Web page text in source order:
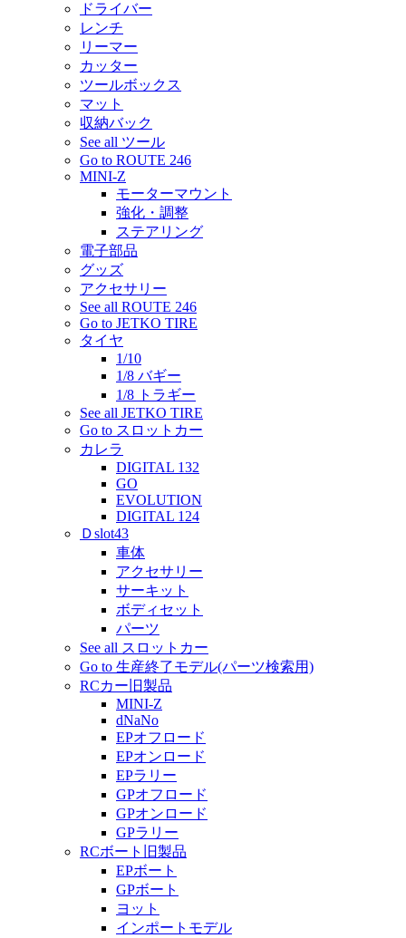
ドライバー
レンチ
リーマー
カッター
ツールボックス
マット
収納バック
See all ツール
Go to ROUTE 246
MINI-Z
モーターマウント
強化・調整
ステアリング
電子部品
グッズ
アクセサリー
See all ROUTE 246
Go to JETKO TIRE
タイヤ
1/10
1/8 バギー
1/8 トラギー
See all JETKO TIRE
Go to スロットカー
カレラ
DIGITAL 132
GO
EVOLUTION
DIGITAL 124
Ｄslot43
車体
アクセサリー
サーキット
ボディセット
パーツ
See all スロットカー
Go to 生産終了モデル(パーツ検索用)
RCカー旧製品
MINI-Z
dNaNo
EPオフロード
EPオンロード
EPラリー
GPオフロード
GPオンロード
GPラリー
RCボート旧製品
EPボート
GPボート
ヨット
インポートモデル